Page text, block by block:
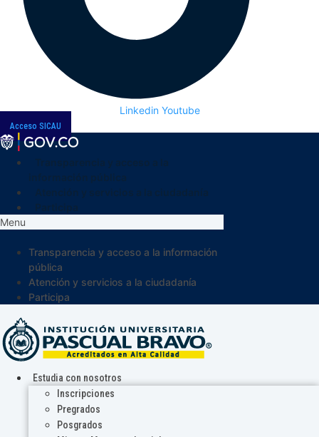
Linkedin Youtube
Acceso SICAU
Menu
Transparencia y acceso a la información
pública
Atención y servicios a la ciudadanía
Participa
Estudia con nosotros
Inscripciones
Pregrados
Posgrados